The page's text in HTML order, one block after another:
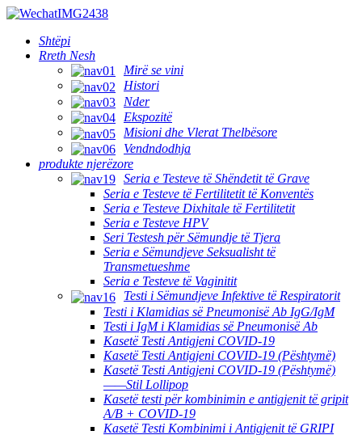
Shtëpi
Rreth Nesh
Mirë se vini
Histori
Nder
Ekspozitë
Misioni dhe Vlerat Thelbësore
Vendndodhja
produkte njerëzore
Seria e Testeve të Shëndetit të Grave
Seria e Testeve të Fertilitetit të Konventës
Seria e Testeve Dixhitale të Fertilitetit
Seria e Testeve HPV
Seri Testesh për Sëmundje të Tjera
Seria e Sëmundjeve Seksualisht të
Transmetueshme
Seria e Testeve të Vaginitit
Testi i Sëmundjeve Infektive të Respiratorit
Testi i Klamidias së Pneumonisë Ab IgG/IgM
Testi i IgM i Klamidias së Pneumonisë Ab
Kasetë Testi Antigjeni COVID-19
Kasetë Testi Antigjeni COVID-19 (Pështymë)
Kasetë Testi Antigjeni COVID-19 (Pështymë)
——Stil Lollipop
Kasetë testi për kombinimin e antigjenit të gripit
A/B + COVID-19
Kasetë Testi Kombinimi i Antigjenit të GRIPI